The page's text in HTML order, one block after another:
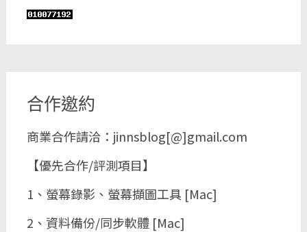
合作邀約
商業合作請洽：jinnsblog[@]gmail.com
【優先合作/評測項目】
1、螢幕錄影、螢幕擷圖工具 [Mac]
2、資料備份/同步軟體 [Mac]